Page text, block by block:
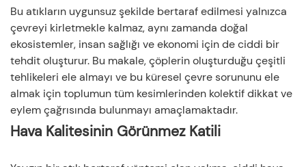
Bu atıkların uygunsuz şekilde bertaraf edilmesi yalnızca
çevreyi kirletmekle kalmaz, aynı zamanda doğal
ekosistemler, insan sağlığı ve ekonomi için de ciddi bir
tehdit oluşturur. Bu makale, çöplerin oluşturduğu çeşitli
tehlikeleri ele almayı ve bu küresel çevre sorununu ele
almak için toplumun tüm kesimlerinden kolektif dikkat ve
eylem çağrısında bulunmayı amaçlamaktadır.
Hava Kalitesinin Görünmez Katili